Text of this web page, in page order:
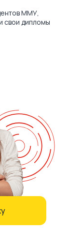
ММУ,
свои дипломы